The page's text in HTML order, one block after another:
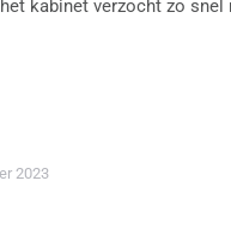
kabinet verzocht zo
2023